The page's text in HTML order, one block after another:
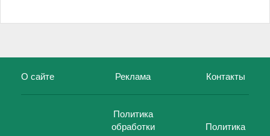
О сайте Реклама Контакты
Политика
обработки
Политика